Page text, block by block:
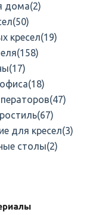
дома(2)
(50)
кресел(19)
(158)
(17)
(18)
(47)
(67)
для кресел(3)
столы(2)